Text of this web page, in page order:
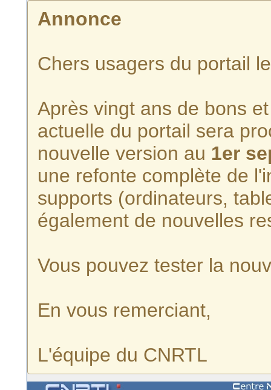
Annonce
Chers usagers du portail
Après vingt ans de bons
actuelle du portail sera
nouvelle version au 1er
une refonte complète de
supports (ordinateurs,
également de nouvelles
Vous pouvez tester la
En vous remerciant,
L'équipe du CNRTL